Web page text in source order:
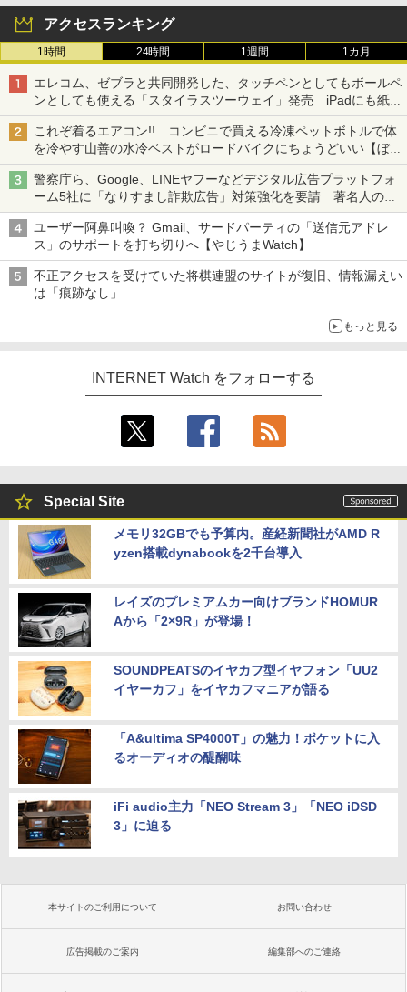
アクセスランキング
1時間 24時間 1週間 1カ月
エレコム、ゼブラと共同開発した、タッチペンとしてもボールペ
ンとしても使える「スタイラスツーウェイ」発売 iPadにも紙に
も、持ち替えずに書き込める
これぞ着るエアコン!! コンビニで買える冷凍ペットボトルで体
を冷やす山善の水冷ベストがロードバイクにちょうどいい【ぼっ
ち・ざ・ろーど！その14】【空いた時間でなにしてる？】
警察庁ら、Google、LINEヤフーなどデジタル広告プラットフォ
ーム5社に「なりすまし詐欺広告」対策強化を要請 著名人の写
真や映像を使った投資詐欺などへの対策として
ユーザー阿鼻叫喚？ Gmail、サードパーティの「送信元アドレ
ス」のサポートを打ち切りへ【やじうまWatch】
不正アクセスを受けていた将棋連盟のサイトが復旧、情報漏えい
は「痕跡なし」
もっと見る
INTERNET Watch をフォローする
Special Site
メモリ32GBでも予算内。産経新聞社がAMD R
yzen搭載dynabookを2千台導入
レイズのプレミアムカー向けブランドHOMUR
Aから「2×9R」が登場！
SOUNDPEATSのイヤカフ型イヤフォン「UU2
イヤーカフ」をイヤカフマニアが語る
「A&ultima SP4000T」の魅力！ポケットに入
るオーディオの醍醐味
iFi audio主力「NEO Stream 3」「NEO iDSD
3」に迫る
本サイトのご利用について お問い合わせ
広告掲載のご案内 編集部へのご連絡